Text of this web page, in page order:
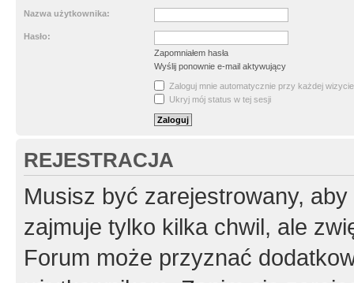
Nazwa użytkownika:
Hasło:
Zapomniałem hasła
Wyślij ponownie e-mail aktywujący
Zaloguj mnie automatycznie przy każdej wizycie
Ukryj mój status w tej sesji
REJESTRACJA
Musisz być zarejestrowany,
zajmuje tylko kilka chwil, ale
Forum może przyznać